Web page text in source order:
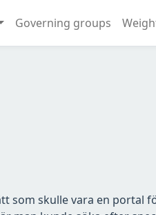
Governing groups
som skulle vara en portal